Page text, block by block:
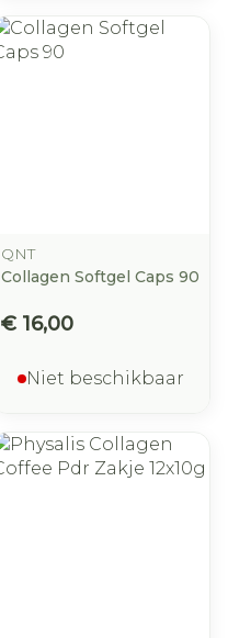
QNT
Collagen Softgel Caps 90
€ 16,00
Niet beschikbaar